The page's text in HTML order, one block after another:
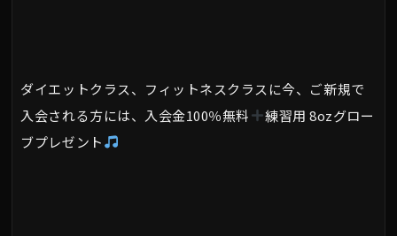
ダイエットクラス、フィットネスクラスに今、ご新規で
入会される方には、入会金100％無料
練習用 8ozグロー
ブプレゼント